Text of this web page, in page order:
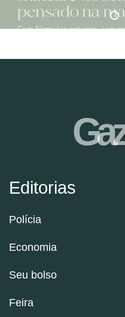
Editorias
Polícia
Economia
Seu bolso
Feira